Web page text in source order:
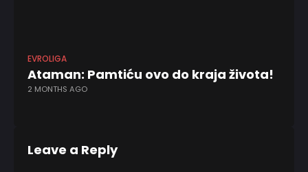
EVROLIGA
Ataman: Pamtiću ovo do kraja života!
2 MONTHS AGO
Leave a Reply